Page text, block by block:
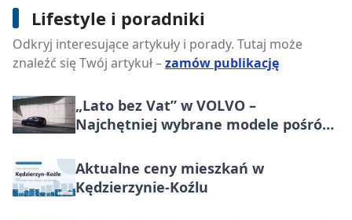
Lifestyle i poradniki
Odkryj interesujące artykuły i porady. Tutaj może
znaleźć się Twój artykuł –zamów publikację
Wybór tostera do grzanek
„Lato bez Vat” w VOLVO –
Najchętniej wybrane modele pośród
korzystniej o wartość większą niż VAT
Aktualne ceny mieszkań w
Kędzierzynie-Koźlu